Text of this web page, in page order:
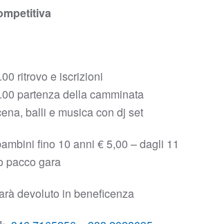
ritrovo e iscrizioni
partenza della camminata
balli e musica con dj set
fino 10 anni € 5,00 – dagli 11
pacco gara
devoluto in beneficenza